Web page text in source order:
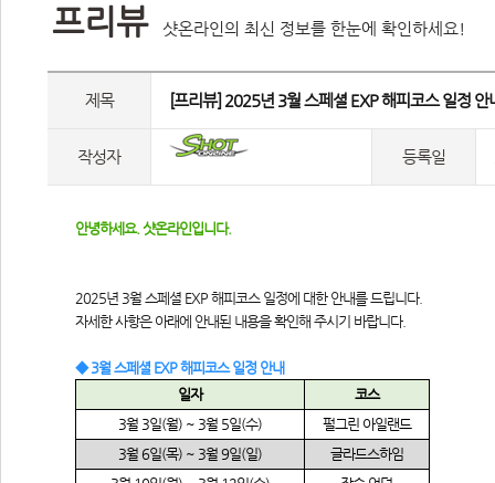
프리뷰 샷온라인의 최신 정보를 한눈에 확인하세요!
제목 [프리뷰] 2025년 3월 스페셜 EXP 해피코스 일정 안
작성자 등록일
안녕하세요. 샷온라인입니다.
2025년 3월 스페셜 EXP 해피코스 일정에 대한 안내를 드립니다.
자세한 사항은 아래에 안내된 내용을 확인해 주시기 바랍니다.
◆ 3월 스페셜 EXP 해피코스 일정 안내
일자
코스
3월 3일(월) ~ 3월 5일(수)
펄그린 아일랜드
3월 6일(목) ~ 3월 9일(일)
글라드스하임